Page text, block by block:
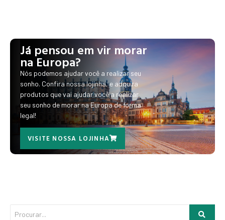
Já pensou em vir morar
na Europa?
Nós podemos ajudar você a realizar seu
sonho. Confira nossa lojinha, e adquira
produtos que vai ajudar você a realizar
seu sonho de morar na Europa de forma
legal!
VISITE NOSSA LOJINHA